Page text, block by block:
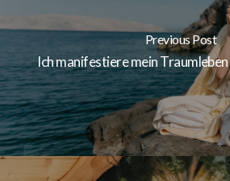
Previous Post
Ich manifestiere mein Traumleben